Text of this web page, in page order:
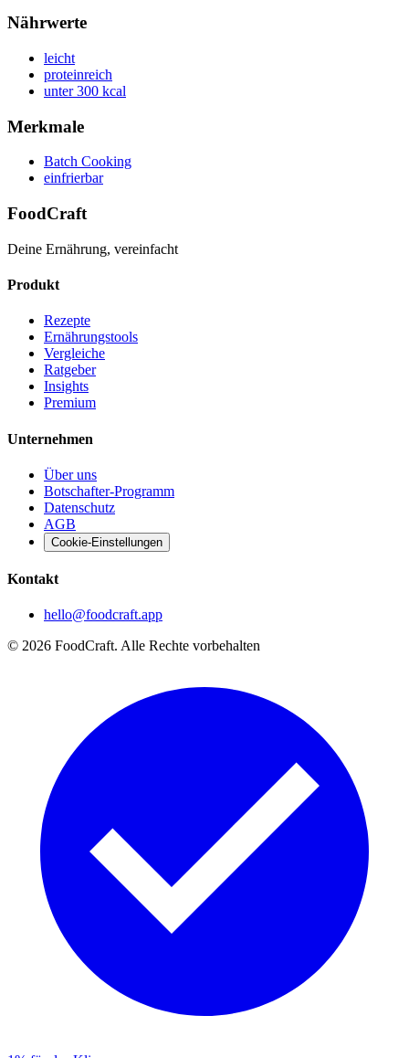
Nährwerte
leicht
proteinreich
unter 300 kcal
Merkmale
Batch Cooking
einfrierbar
FoodCraft
Deine Ernährung, vereinfacht
Produkt
Rezepte
Ernährungstools
Vergleiche
Ratgeber
Insights
Premium
Unternehmen
Über uns
Botschafter-Programm
Datenschutz
AGB
Cookie-Einstellungen
Kontakt
hello@foodcraft.app
© 2026 FoodCraft. Alle Rechte vorbehalten